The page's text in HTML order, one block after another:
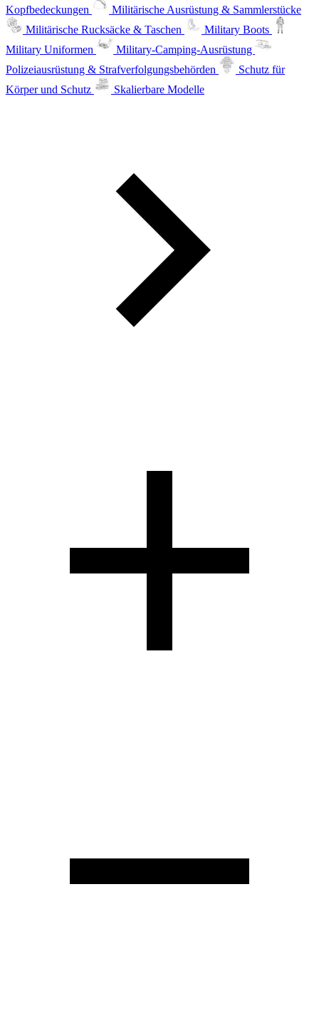
Kopfbedeckungen
Militärische Ausrüstung & Sammlerstücke
Militärische Rucksäcke & Taschen
Military Boots
Military Uniformen
Military-Camping-Ausrüstung
Polizeiausrüstung & Strafverfolgungsbehörden
Schutz für
Körper und Schutz
Skalierbare Modelle